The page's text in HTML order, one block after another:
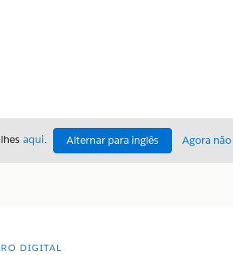
aqui. Alternar para inglês Agora não
DIGITAL